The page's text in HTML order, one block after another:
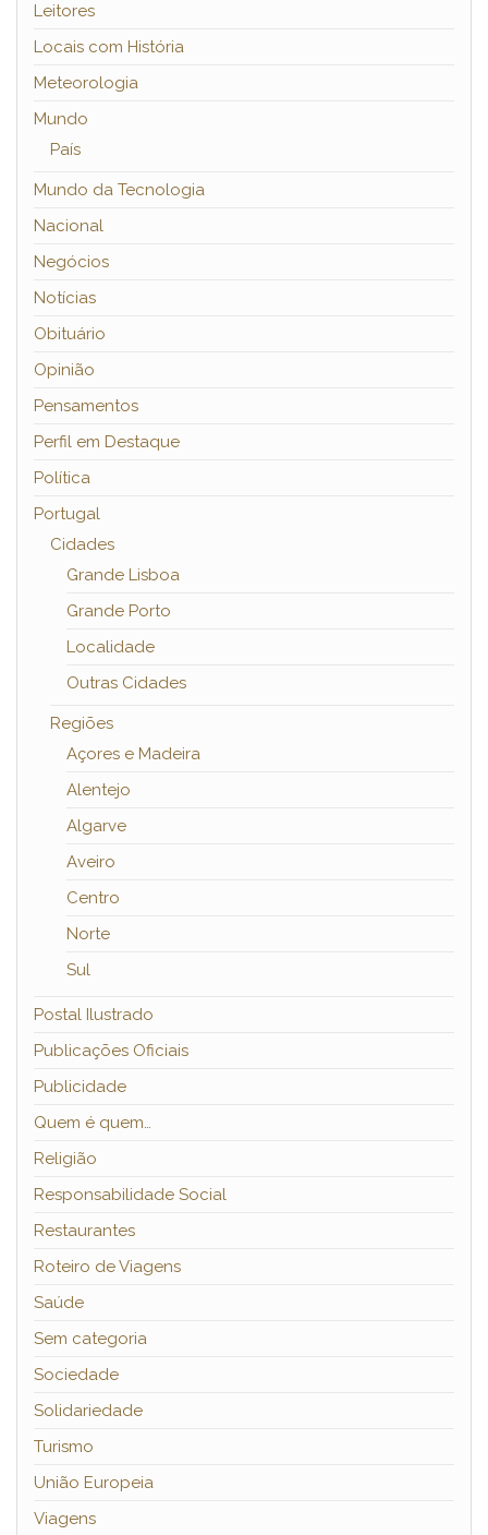
Leitores
Locais com História
Meteorologia
Mundo
País
Mundo da Tecnologia
Nacional
Negócios
Notícias
Obituário
Opinião
Pensamentos
Perfil em Destaque
Política
Portugal
Cidades
Grande Lisboa
Grande Porto
Localidade
Outras Cidades
Regiões
Açores e Madeira
Alentejo
Algarve
Aveiro
Centro
Norte
Sul
Postal Ilustrado
Publicações Oficiais
Publicidade
Quem é quem…
Religião
Responsabilidade Social
Restaurantes
Roteiro de Viagens
Saúde
Sem categoria
Sociedade
Solidariedade
Turismo
União Europeia
Viagens